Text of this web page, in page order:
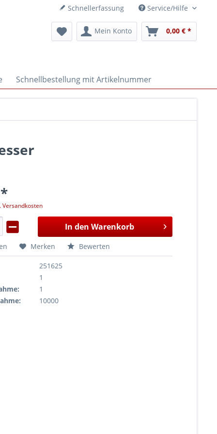
Schnellerfassung Service/Hilfe
Mein Konto 0,00 € *
Schnellbestellung mit Artikelnummer
Versandkosten
In den Warenkorb
Merken Bewerten
251625
1
1
10000